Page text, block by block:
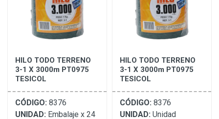
HILO TODO TERRENO
3-1 X 3000m PT0975
TESICOL
CÓDIGO: 8376
UNIDAD: Embalaje x 24
HILO TODO TERRENO
3-1 X 3000m PT0975
TESICOL
CÓDIGO: 8376
UNIDAD: Unidad